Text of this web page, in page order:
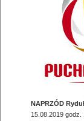
NAPRZÓD
15.08.2019 godz.